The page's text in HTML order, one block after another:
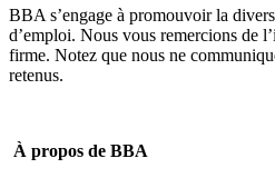
BBA s’engage à promouvoir la
d’emploi. Nous vous remercions de
firme. Notez que nous ne
retenus.
À propos de BBA